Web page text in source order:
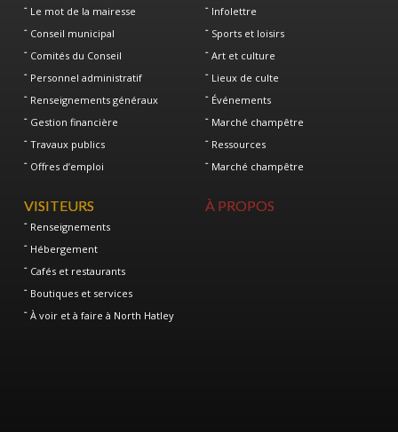
Le mot de la mairesse
Conseil municipal
Comités du Conseil
Personnel administratif
Renseignements généraux
Gestion financière
Travaux publics
Offres d’emploi
Infolettre
Sports et loisirs
Art et culture
Lieux de culte
Événements
Marché champêtre
Ressources
Marché champêtre
VISITEURS
Renseignements
Hébergement
Cafés et restaurants
Boutiques et services
À voir et à faire à North Hatley
À PROPOS